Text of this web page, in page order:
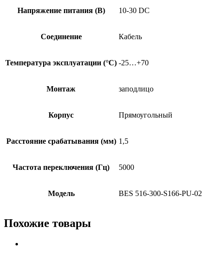
Напряжение питания (В) 10-30 DC
Соединение Кабель
Температура эксплуатации (°C) -25…+70
Монтаж заподлицо
Корпус Прямоугольный
Расстояние срабатывания (мм) 1,5
Частота переключения (Гц) 5000
Модель BES 516-300-S166-PU-02
Похожие товары